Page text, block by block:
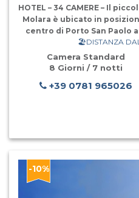
HOTEL – 34 CAMERE – Il
Molara è ubicato in
centro di Porto San Paolo
dal porticciolo in
piacevole, dinamica e al
🏖️DISTANZA
Camera Standard
8 Giorni / 7 notti
+39 0781 965026
-10%